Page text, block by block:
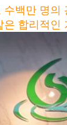
백만 명
합리적